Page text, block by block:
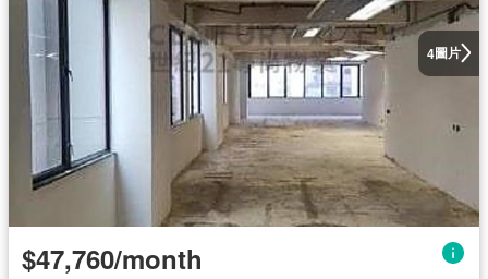
4圖片
$47,760/month